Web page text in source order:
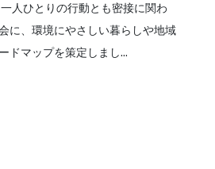
人ひとりの行動とも密接に関わ
に、環境にやさしい暮らしや地域
ドマップを策定しまし...